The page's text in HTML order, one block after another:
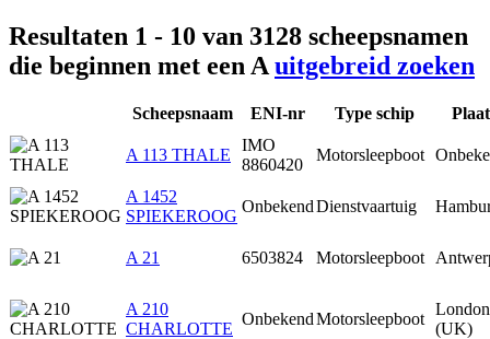
Resultaten 1 - 10 van 3128 scheepsnamen
die beginnen met een A uitgebreid zoeken
Scheepsnaam ENI-nr Type schip
A 113 THALE
IMO
8860420
Motorsleepboot
A 1452
SPIEKEROOG
OnbekendDienstvaartuig
A 21 6503824 Motorsleepboot
A 210
CHARLOTTE
OnbekendMotorsleepboot
London
(UK)